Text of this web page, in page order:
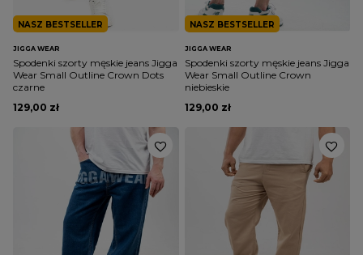
NASZ BESTSELLER
JIGGA WEAR
Spodenki szorty męskie jeans Jigga
Wear Small Outline Crown Dots
czarne
129,00 zł
NASZ BESTSELLER
JIGGA WEAR
Spodenki szorty męskie jeans Jigga
Wear Small Outline Crown
niebieskie
129,00 zł